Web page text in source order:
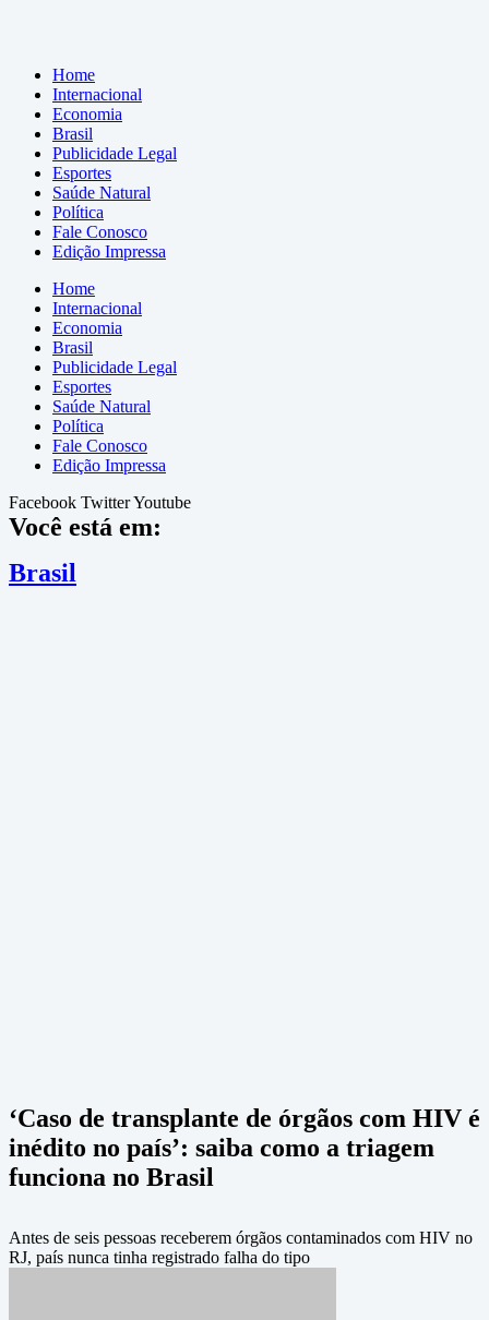
Home
Internacional
Economia
Brasil
Publicidade Legal
Esportes
Saúde Natural
Política
Fale Conosco
Edição Impressa
Home
Internacional
Economia
Brasil
Publicidade Legal
Esportes
Saúde Natural
Política
Fale Conosco
Edição Impressa
Facebook TwitterYoutube
Você está em:
Brasil
‘Caso de transplante de órgãos com HIV é
inédito no país’: saiba como a triagem
funciona no Brasil
Antes de seis pessoas receberem órgãos contaminados com HIV no
RJ, país nunca tinha registrado falha do tipo